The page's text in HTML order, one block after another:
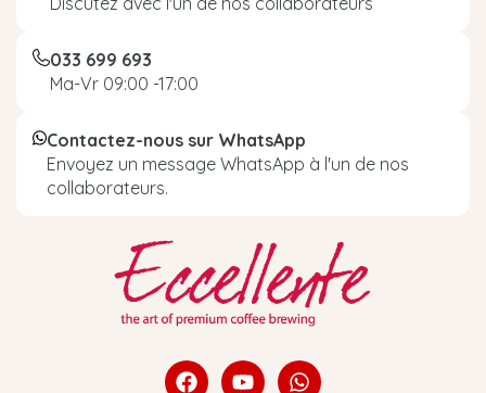
033 699 693
Ma-Vr 09:00 -17:00
Contactez-nous sur WhatsApp
Envoyez un message WhatsApp à l'un de nos
collaborateurs.